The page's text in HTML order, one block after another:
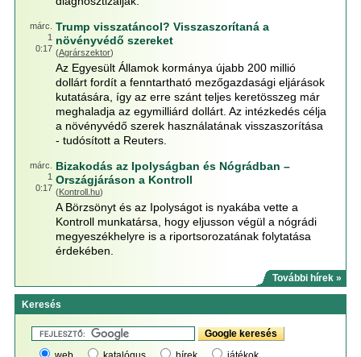
márc.
1
0:17
Trump visszatáncol? Visszaszorítaná a
növényvédő szereket
(Agrárszektor)
Az Egyesült Államok kormánya újabb 200 millió
dollárt fordít a fenntartható mezőgazdasági eljárások
kutatására, így az erre szánt teljes keretösszeg már
meghaladja az egymilliárd dollárt. Az intézkedés célja
a növényvédő szerek használatának visszaszorítása
- tudósított a Reuters.
márc.
1
0:17
Bizakodás az Ipolyságban és Nógrádban –
Országjáráson a Kontroll
(Kontroll.hu)
A Börzsönyt és az Ipolyságot is nyakába vette a
Kontroll munkatársa, hogy eljusson végül a nógrádi
megyeszékhelyre is a riportsorozatának folytatása
érdekében.
További hírek »
Keresés